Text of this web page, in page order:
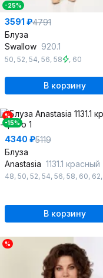
-25%
3591 ₽4791
Блуза
Swallow 920.1
50, 52, 54, 56, 58 , 60
В корзину
%
-15%
4340 ₽5119
Блуза
Anastasia 1131.1 красный
48, 50, 52, 54, 56, 58, 60, 62,
В корзину
%